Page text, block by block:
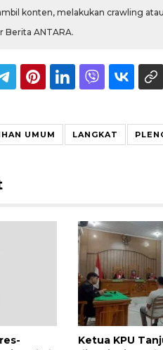
konten, melakukan crawling
Berita ANTARA.
UMUM LANGKAT
Ketua KPU